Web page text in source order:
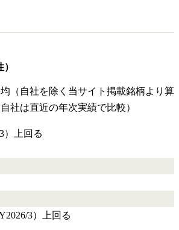
（自社を除く当サイト掲載銘柄より算
社は直近の年次実績で比較）
）
上回る
3）
上回る